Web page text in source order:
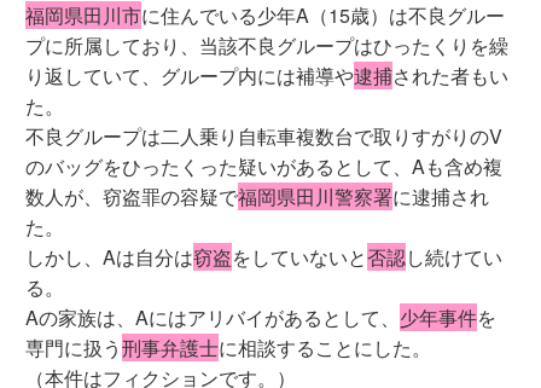
福岡県田川市に住んでいる少年A（15歳）は不良グルー
プに所属しており、当該不良グループはひったくりを繰
り返していて、グループ内には補導や逮捕された者もい
た。
不良グループは二人乗り自転車複数台で取りすがりのV
のバッグをひったくった疑いがあるとして、Aも含め複
数人が、窃盗罪の容疑で福岡県田川警察署に逮捕され
た。
しかし、Aは自分は窃盗をしていないと否認し続けてい
る。
Aの家族は、Aにはアリバイがあるとして、 少年事件を
専門に扱う刑事弁護士に相談することにした。
（本件はフィクションです。）